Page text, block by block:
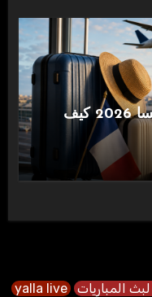
دليل أكواد المطارات في فرنسا 2026 كيف
المباريات yalla live